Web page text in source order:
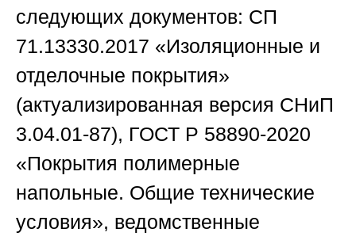
следующих документов: СП
71.13330.2017 «Изоляционные и
отделочные покрытия»
(актуализированная версия СНиП
3.04.01-87), ГОСТ Р 58890-2020
«Покрытия полимерные
напольные. Общие технические
условия», ведомственные